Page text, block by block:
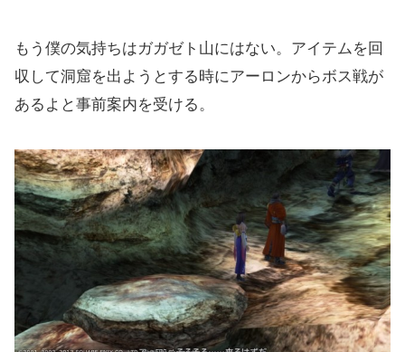
もう僕の気持ちはガガゼト山にはない。アイテムを回
収して洞窟を出ようとする時にアーロンからボス戦が
あるよと事前案内を受ける。